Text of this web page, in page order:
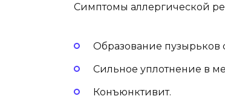
Симптомы аллергической
Образование пузырьков
Сильное уплотнение в
Конъюнктивит.